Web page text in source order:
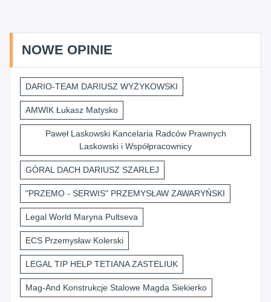
NOWE OPINIE
DARIO-TEAM DARIUSZ WYŻYKOWSKI
AMWIK Łukasz Matysko
Paweł Laskowski Kancelaria Radców Prawnych
Laskowski i Współpracownicy
GÓRAL DACH DARIUSZ SZARLEJ
"PRZEMO - SERWIS" PRZEMYSŁAW ZAWARYŃSKI
Legal World Maryna Pultseva
ECS Przemysław Kolerski
LEGAL TIP HELP TETIANA ZASTELIUK
Mag-And Konstrukcje Stalowe Magda Siekierko